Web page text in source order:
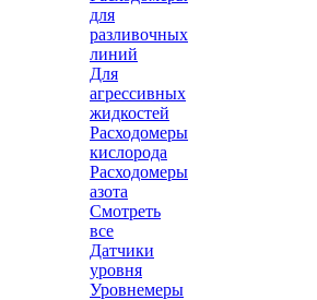
для
разливочных
линий
Для
агрессивных
жидкостей
Расходомеры
кислорода
Расходомеры
азота
Смотреть
все
Датчики
уровня
Уровнемеры